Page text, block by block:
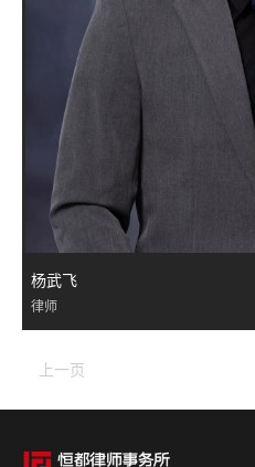
杨武飞
律师
上一页